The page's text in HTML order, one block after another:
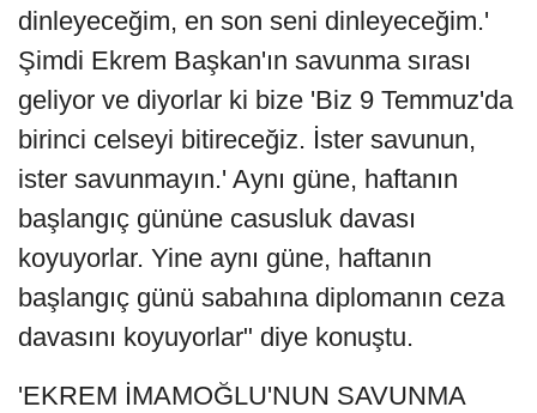
dinleyeceğim, en son seni dinleyeceğim.'
Şimdi Ekrem Başkan'ın savunma sırası
geliyor ve diyorlar ki bize 'Biz 9 Temmuz'da
birinci celseyi bitireceğiz. İster savunun,
ister savunmayın.' Aynı güne, haftanın
başlangıç gününe casusluk davası
koyuyorlar. Yine aynı güne, haftanın
başlangıç günü sabahına diplomanın ceza
davasını koyuyorlar" diye konuştu.
'EKREM İMAMOĞLU'NUN SAVUNMA